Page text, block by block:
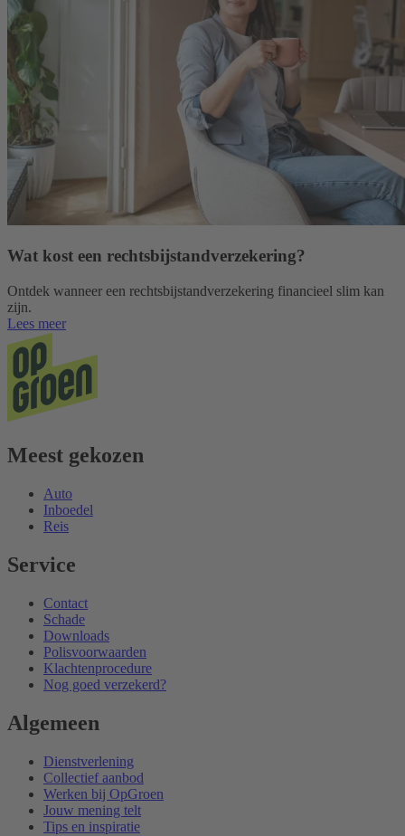
Wat kost een rechtsbijstandverzekering?
Ontdek wanneer een rechtsbijstandverzekering financieel slim kan
zijn.
Lees meer
Meest gekozen
Auto
Inboedel
Reis
Service
Contact
Schade
Downloads
Polisvoorwaarden
Klachtenprocedure
Nog goed verzekerd?
Algemeen
Dienstverlening
Collectief aanbod
Werken bij OpGroen
Jouw mening telt
Tips en inspiratie